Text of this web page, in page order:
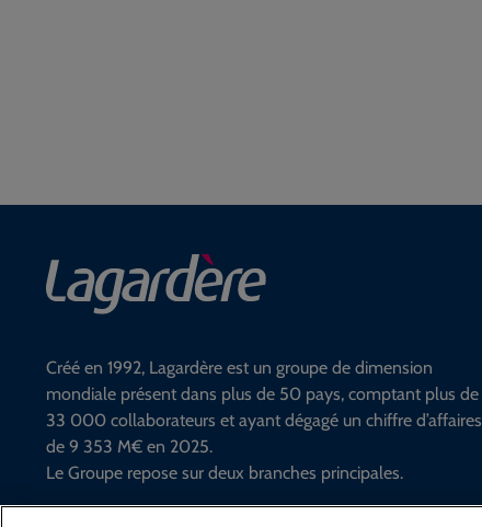
Créé en 1992, Lagardère est un groupe de dimension
mondiale présent dans plus de 50 pays, comptant plus de
33 000 collaborateurs et ayant dégagé un chiffre d’affaires
de 9 353 M€ en 2025.
Le Groupe repose sur deux branches principales.